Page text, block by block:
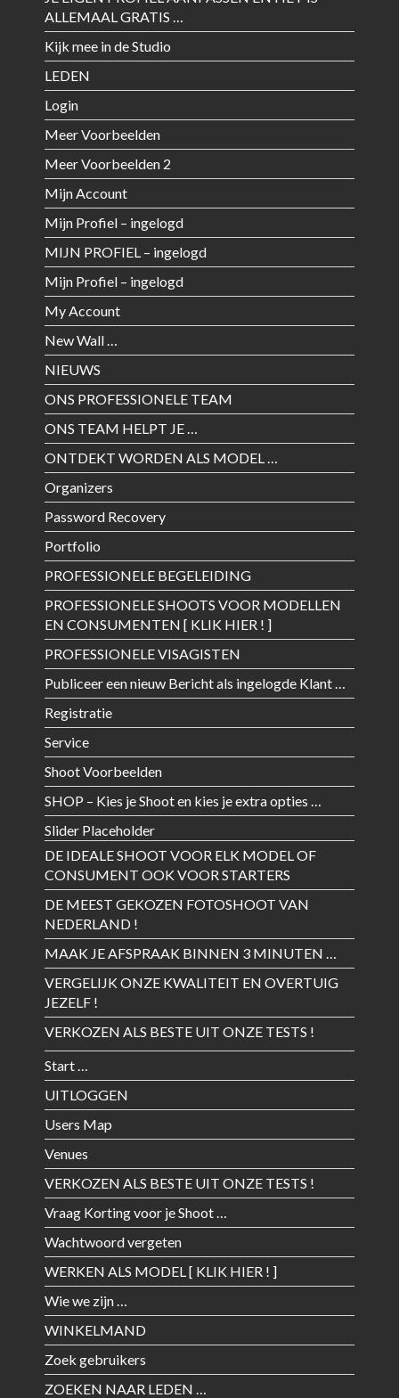
ALLEMAAL GRATIS …
Kijk mee in de Studio
LEDEN
Login
Meer Voorbeelden
Meer Voorbeelden 2
Mijn Account
Mijn Profiel – ingelogd
MIJN PROFIEL – ingelogd
Mijn Profiel – ingelogd
My Account
New Wall …
NIEUWS
ONS PROFESSIONELE TEAM
ONS TEAM HELPT JE …
ONTDEKT WORDEN ALS MODEL …
Organizers
Password Recovery
Portfolio
PROFESSIONELE BEGELEIDING
PROFESSIONELE SHOOTS VOOR MODELLEN
EN CONSUMENTEN [ KLIK HIER ! ]
PROFESSIONELE VISAGISTEN
Publiceer een nieuw Bericht als ingelogde Klant …
Registratie
Service
Shoot Voorbeelden
SHOP – Kies je Shoot en kies je extra opties …
Slider Placeholder
DE IDEALE SHOOT VOOR ELK MODEL OF
CONSUMENT OOK VOOR STARTERS
DE MEEST GEKOZEN FOTOSHOOT VAN
NEDERLAND !
MAAK JE AFSPRAAK BINNEN 3 MINUTEN …
VERGELIJK ONZE KWALITEIT EN OVERTUIG
JEZELF !
VERKOZEN ALS BESTE UIT ONZE TESTS !
Start …
UITLOGGEN
Users Map
Venues
VERKOZEN ALS BESTE UIT ONZE TESTS !
Vraag Korting voor je Shoot …
Wachtwoord vergeten
WERKEN ALS MODEL [ KLIK HIER ! ]
Wie we zijn …
WINKELMAND
Zoek gebruikers
ZOEKEN NAAR LEDEN …